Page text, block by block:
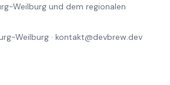
Weilburg und dem regionalen
Weilburg · kontakt@devbrew.dev